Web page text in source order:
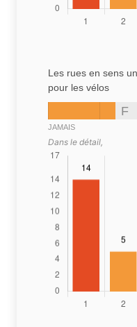
Les rues en sens
pour les vélos
F
JAMAIS
Dans le détail,